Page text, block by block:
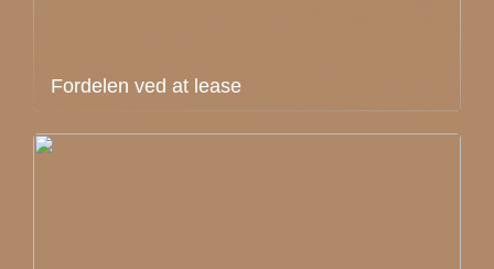
Fordelen ved at lease